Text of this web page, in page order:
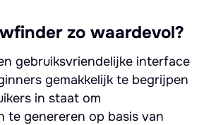
zo waardevol?
gebruiksvriendelijke interface
gemakkelijk te begrijpen
in staat om
te genereren op basis van